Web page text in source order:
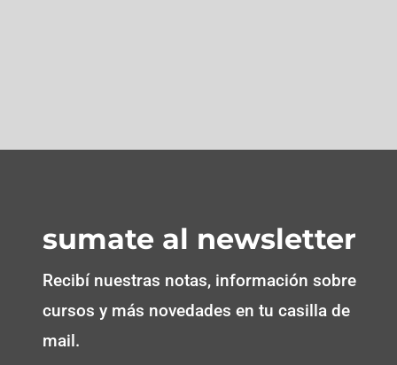
sumate al newsletter
Recibí nuestras notas, información sobre
cursos y más novedades en tu casilla de
mail.